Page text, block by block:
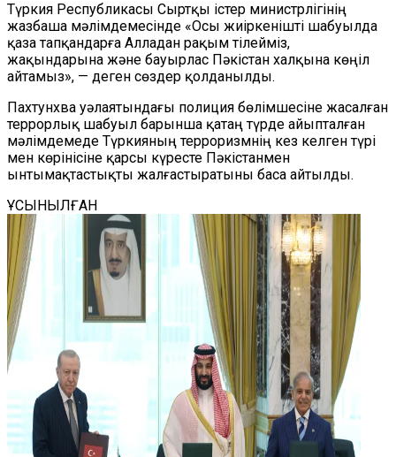
Түркия Республикасы Сыртқы істер министрлігінің
жазбаша мәлімдемесінде «Осы жиіркенішті шабуылда
қаза тапқандарға Алладан рақым тілейміз,
жақындарына және бауырлас Пәкістан халқына көңіл
айтамыз», — деген сөздер қолданылды.
Пахтунхва уәлаятындағы полиция бөлімшесіне жасалған
террорлық шабуыл барынша қатаң түрде айыпталған
мәлімдемеде Түркияның терроризмнің кез келген түрі
мен көрінісіне қарсы күресте Пәкістанмен
ынтымақтастықты жалғастыратыны баса айтылды.
ҰСЫНЫЛҒАН